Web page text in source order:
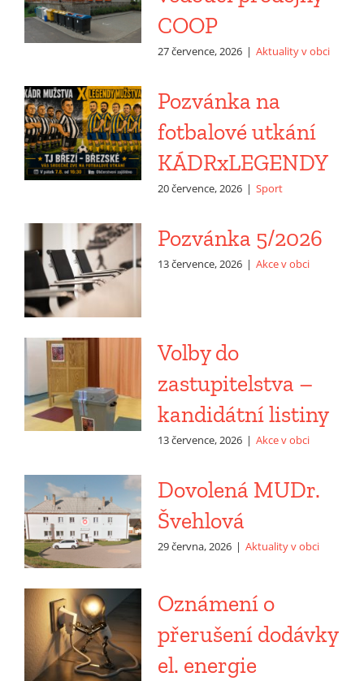
COOP
27 července, 2026 | Aktuality v obci
Pozvánka na
fotbalové utkání
KÁDRxLEGENDY
20 července, 2026 | Sport
Pozvánka 5/2026
13 července, 2026 | Akce v obci
Volby do
zastupitelstva –
kandidátní listiny
13 července, 2026 | Akce v obci
Dovolená MUDr.
Švehlová
29 června, 2026 | Aktuality v obci
Oznámení o
přerušení dodávky
el. energie